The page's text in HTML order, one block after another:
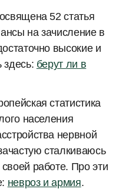
52 статья
на зачисление в
высокие и
здесь: берут ли в
статистика
населения
нервной
сталкиваюсь
работе. Про эти
невроз и армия.